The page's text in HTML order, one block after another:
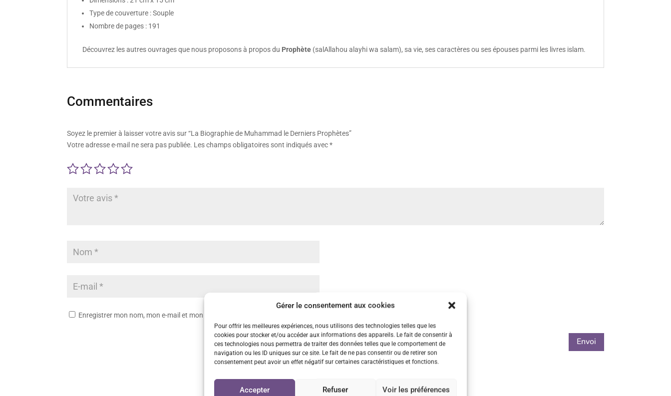
Gérer le consentement aux cookies
Pour offrir les meilleures expériences, nous utilisons des technologies telles que les
cookies pour stocker et/ou accéder aux informations des appareils. Le fait de consentir à
ces technologies nous permettra de traiter des données telles que le comportement de
navigation ou les ID uniques sur ce site. Le fait de ne pas consentir ou de retirer son
consentement peut avoir un effet négatif sur certaines caractéristiques et fonctions.
Accepter Refuser Voir les préférences
Type de couverture : Souple
Nombre de pages : 191
Découvrez les autres ouvrages que nous proposons à propos du Prophète (salAllahou alayhi wa salam), sa vie, ses caractères ou ses épouses parmi les livres islam.
Commentaires
Soyez le premier à laisser votre avis sur “La Biographie de Muhammad le Derniers Prophètes”
Votre adresse e-mail ne sera pas publiée. Les champs obligatoires sont indiqués avec*
Enregistrer mon nom, mon e-mail et mon site dans le navigateur pour mon prochain commentaire.
Envoi